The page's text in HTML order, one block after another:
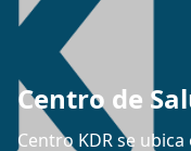
Centro de
Centro KDR se